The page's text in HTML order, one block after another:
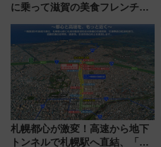
に乗って滋賀の美食フレンチを
「52席の至福」で味わう近江牛
や伝統文化の特別コラボ
札幌都心が激変！高速から地下
トンネルで札幌駅へ直結、「創